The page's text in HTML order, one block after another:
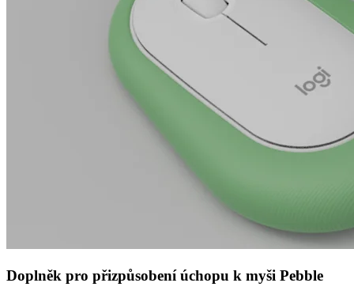
Doplněk pro přizpůsobení úchopu k myši Pebble